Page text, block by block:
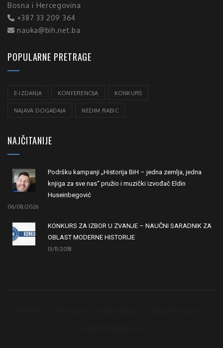
Bosna i Hercegovina
+387 33 209 364
nauka@bih.net.ba
POPULARNE PRETRAGE
E-IZDANJA KONFERENCIJA KONKURS
NAJAVA DOGAĐAJA NEDIM RABIC
NAJČITANIJE
Podršku kampanji „Historija BiH – jedna zemlja, jedna
knjiga za sve nas“ pružio i muzički izvođač Eldin
Huseinbegović
06/08/2026
KONKURS ZA IZBOR U ZVANJE – NAUČNI SARADNIK ZA
OBLAST MODERNE HISTORIJE
13/11/2018